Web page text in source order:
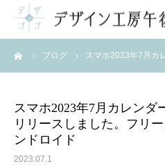
ブログ スマホ2023年7月カ
スマホ2023年7月カレンダ
リリースしました。フリ
ンドロイド
2023.07.1
ご案内
ポートフォリオ